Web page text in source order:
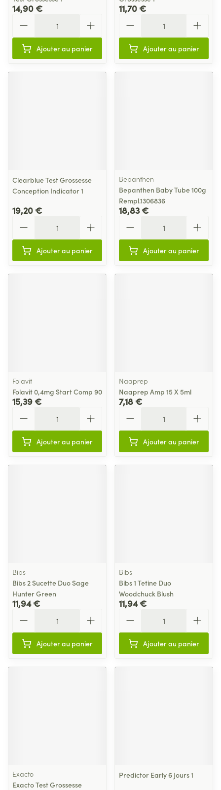
14,90 €
Ajouter au panier
11,70 €
Ajouter au panier
Clearblue Test Grossesse
Conception Indicator 1
19,20 €
Ajouter au panier
Bepanthen
Bepanthen Baby Tube 100g
Rempl.1306836
18,83 €
Ajouter au panier
Folavit
Folavit 0,4mg Start Comp 90
15,39 €
Ajouter au panier
Naaprep
Naaprep Amp 15 X 5ml
7,18 €
Ajouter au panier
Bibs
Bibs 2 Sucette Duo Sage
Hunter Green
11,94 €
Ajouter au panier
Bibs
Bibs 1 Tetine Duo
Woodchuck Blush
11,94 €
Ajouter au panier
Exacto
Exacto Test Grossesse
Predictor Early 6 Jours 1